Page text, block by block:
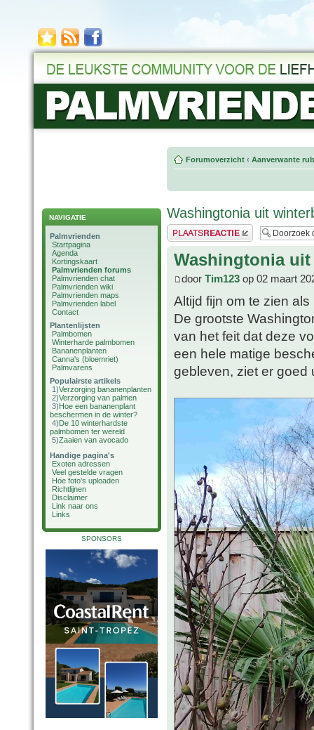
NAVIGATIE
Palmvrienden
Startpagina
Agenda
Kortingskaart
Palmvrienden forums
Palmvrienden chat
Palmvrienden wiki
Palmvrienden maps
Palmvrienden label
Contact
Plantenlijsten
Palmbomen
Winterharde palmbomen
Bananenplanten
Canna's (bloemriet)
Palmvarens
Populairste artikels
1)Verzorging bananenplanten
2)Verzorging van palmen
3)Hoe een bananenplant
beschermen in de winter?
4)De 10 winterhardste
palmbomen ter wereld
5)Zaaien van avocado
Handige pagina's
Exoten adressen
Veel gestelde vragen
Hoe foto's uploaden
Richtlijnen
Disclaimer
Link naar ons
Links
SPONSORS
Forumoverzicht ‹ Aanverwante
Washingtonia uit
Plaats een reactie
Washingtonia
door Tim123 op 02 maart
Altijd fijn om te zien
De grootste
van het feit dat deze
een hele matige
gebleven, ziet er goed